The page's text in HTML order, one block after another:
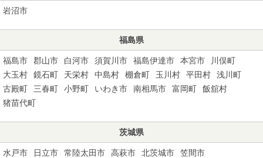
岩沼市
福島県
福島市 郡山市 白河市 須賀川市 福島伊達市 本宮市
川俣町
大玉村
鏡石町 天栄村 中島村 棚倉町 玉川村 平田村
浅川町
古殿町
三春町 小野町 いわき市 南相馬市 富岡町
飯舘村
猪苗代町
茨城県
水戸市 日立市 常陸太田市 高萩市 北茨城市
笠間市